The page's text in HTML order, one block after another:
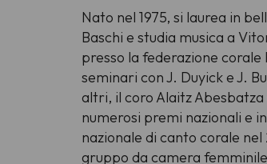
Nato nel 1975, si laurea in
Baschi e studia musica a
presso la federazione
seminari con J. Duyick e J.
altri, il coro Alaitz
numerosi premi nazionali e
nazionale di canto corale
gruppo da camera